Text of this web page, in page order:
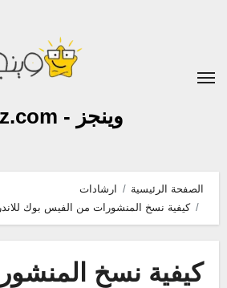
وينجز - wingiz.com
الصفحة الرئيسية
ارشادات
كيفية نسخ المنشورات من الفيس بوك
كيفية نسخ